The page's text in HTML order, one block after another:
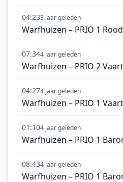
04:233 jaar geleden
Warfhuizen – PRIO 1
07:344 jaar geleden
Warfhuizen – PRIO 2
04:274 jaar geleden
Warfhuizen – PRIO 1
01:104 jaar geleden
Warfhuizen – PRIO 1
08:434 jaar geleden
Warfhuizen – PRIO 1